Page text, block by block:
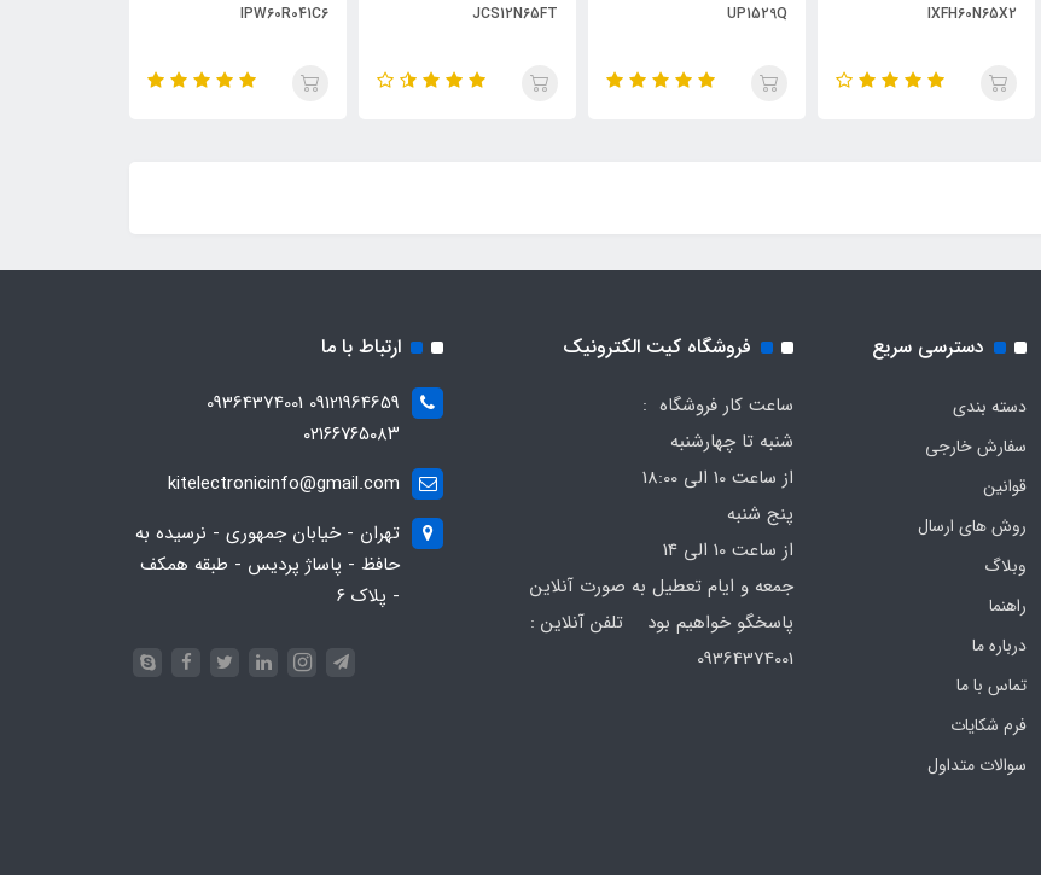
IXFH60N65X2
UP1529Q
JCS12N65FT
IPW60R041C6
دسترسی سریع
دسته بندی
سفارش خارجی
قوانین
روش های ارسال
وبلاگ
راهنما
درباره ما
تماس با ما
فرم‌ شکایات
سوالات متداول
فروشگاه کیت الکترونیک
ساعت کار فروشگاه :
شنبه تا چهارشنبه
از ساعت 10 الی 18:00
پنج شنبه
از ساعت 10 الی 14
جمعه و ایام تعطیل به صورت آنلاین
پاسخگو خواهیم بود تلفن آنلاین :
ارتباط با ما
09121964659 09364374001
۰۲۱۶۶۷۶۵۰۸۳
kitelectronicinfo@gmail.com
تهران - خیابان جمهوری - نرسیده به
حافظ - پاساژ پردیس - طبقه همکف
- پلاک ۶